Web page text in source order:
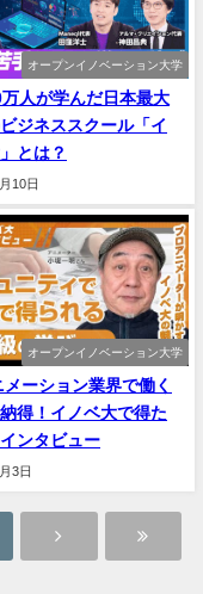
オープンイノベーション大学
人が学んだ日本最大
ジネススクール「イ
とは？
10日
オープンイノベーション大学
メーション業界で働く
得！イノベ大で得た
ンタビュー
3日